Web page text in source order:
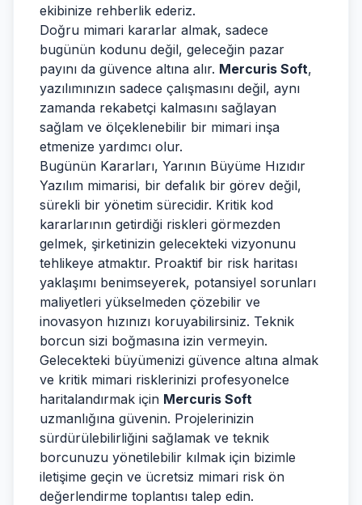
ekibinize rehberlik ederiz.
Doğru mimari kararlar almak, sadece
bugünün kodunu değil, geleceğin pazar
payını da güvence altına alır. Mercuris Soft,
yazılımınızın sadece çalışmasını değil, aynı
zamanda rekabetçi kalmasını sağlayan
sağlam ve ölçeklenebilir bir mimari inşa
etmenize yardımcı olur.
Bugünün Kararları, Yarının Büyüme Hızıdır
Yazılım mimarisi, bir defalık bir görev değil,
sürekli bir yönetim sürecidir. Kritik kod
kararlarının getirdiği riskleri görmezden
gelmek, şirketinizin gelecekteki vizyonunu
tehlikeye atmaktır. Proaktif bir risk haritası
yaklaşımı benimseyerek, potansiyel sorunları
maliyetleri yükselmeden çözebilir ve
inovasyon hızınızı koruyabilirsiniz. Teknik
borcun sizi boğmasına izin vermeyin.
Gelecekteki büyümenizi güvence altına almak
ve kritik mimari risklerinizi profesyonelce
haritalandırmak için Mercuris Soft
uzmanlığına güvenin. Projelerinizin
sürdürülebilirliğini sağlamak ve teknik
borcunuzu yönetilebilir kılmak için bizimle
iletişime geçin ve ücretsiz mimari risk ön
değerlendirme toplantısı talep edin.